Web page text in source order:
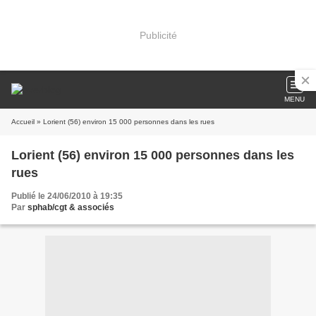
Publicité
MENU
Accueil » Lorient (56) environ 15 000 personnes dans les rues
Lorient (56) environ 15 000 personnes dans les
rues
Publié le 24/06/2010 à 19:35
Par sphab/cgt & associés